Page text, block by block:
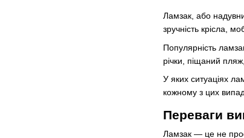
Ламзак, або
зручність крісла,
Популярність
річки, піщаний
У яких ситуаціях
кожному з цих
Переваги
Ламзак — це не